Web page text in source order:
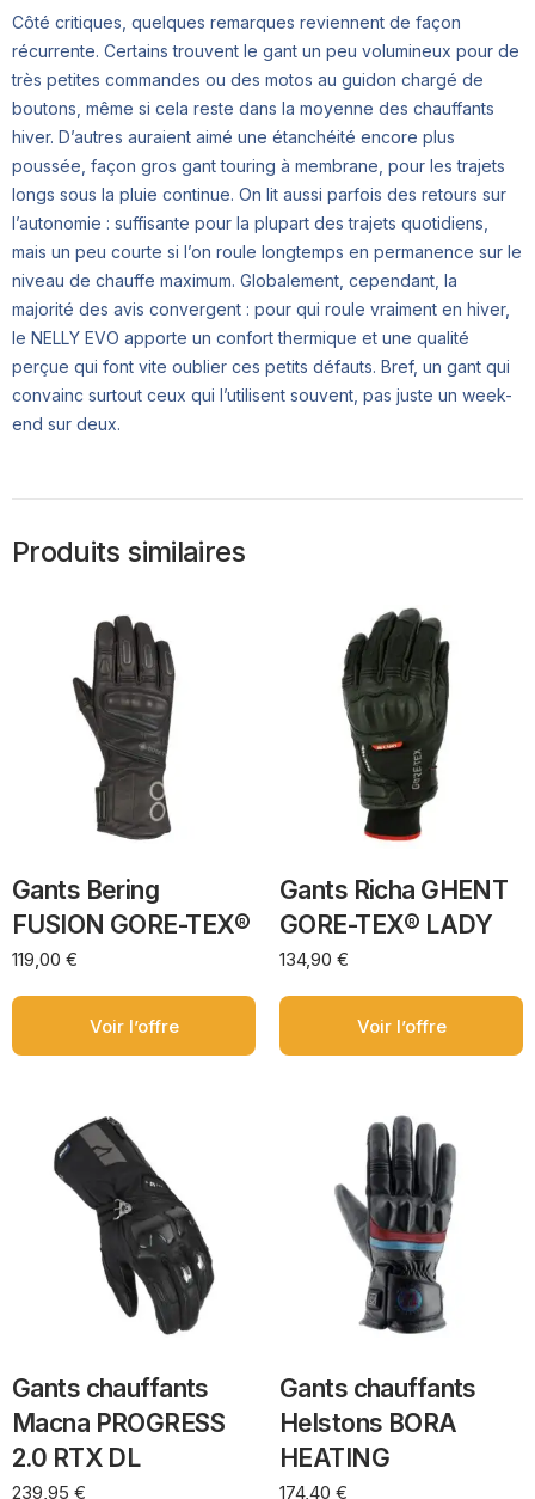
Côté critiques, quelques remarques reviennent de façon
récurrente. Certains trouvent le gant un peu volumineux pour de
très petites commandes ou des motos au guidon chargé de
boutons, même si cela reste dans la moyenne des chauffants
hiver. D’autres auraient aimé une étanchéité encore plus
poussée, façon gros gant touring à membrane, pour les trajets
longs sous la pluie continue. On lit aussi parfois des retours sur
l’autonomie : suffisante pour la plupart des trajets quotidiens,
mais un peu courte si l’on roule longtemps en permanence sur le
niveau de chauffe maximum. Globalement, cependant, la
majorité des avis convergent : pour qui roule vraiment en hiver,
le NELLY EVO apporte un confort thermique et une qualité
perçue qui font vite oublier ces petits défauts. Bref, un gant qui
convainc surtout ceux qui l’utilisent souvent, pas juste un week-
end sur deux.
Produits similaires
Gants Bering
FUSION GORE-TEX®
119,00 €
Voir l’offre
Gants Richa GHENT
GORE-TEX® LADY
134,90 €
Voir l’offre
Gants chauffants
Macna PROGRESS
2.0 RTX DL
239,95 €
Gants chauffants
Helstons BORA
HEATING
174,40 €